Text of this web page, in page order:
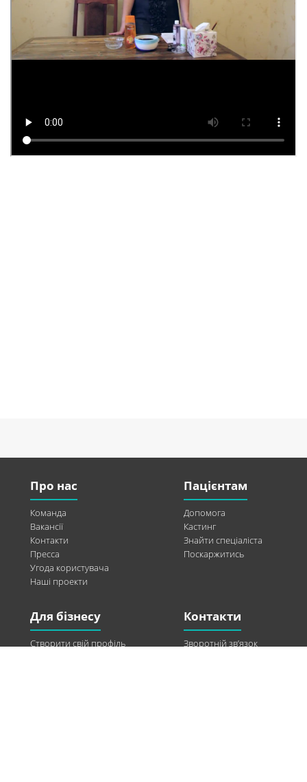
Про нас
Команда
Вакансії
Контакти
Пресса
Угода користувача
Наші проекти
Пацієнтам
Допомога
Кастинг
Знайти спеціаліста
Поскаржитись
Для бізнесу
Створити свій профіль
Контакти
Зворотній зв’язок